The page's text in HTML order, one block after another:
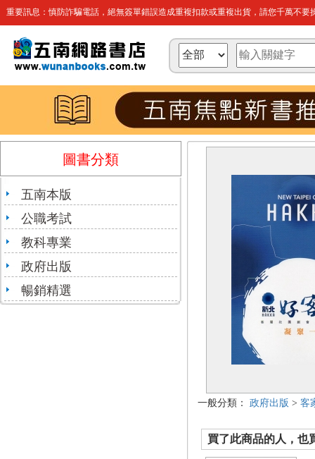
重要訊息：慎防詐騙電話，絕無簽單錯誤造成重複扣款或重複出貨，請您千萬不要
圖書分類
五南本版
公職考試
教科專業
政府出版
暢銷精選
一般分類： 政府出版 > 客
買了此商品的人，也